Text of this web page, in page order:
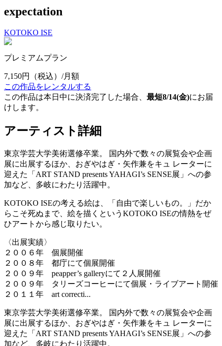
expectation
KOTOKO ISE
プレミアムプラン
7,150円
（税込）/月額
この作品をレンタルする
この作品は本日中に決済完了した場合、 最短8/14(金)にお届
けします。
アーティスト詳細
東京学芸大学美術選修卒業。 国内外で数々の展覧会や企画
展に出展するほか、おぎやはぎ・矢作兼をキュ レーターに
迎えた「ART STAND presents YAHAGI’s SENSE展」への参
加など、多岐にわたり活躍中。
KOTOKO ISEの考える絵は、「自由で楽しいもの。」だか
らこそ死ぬまで、絵を描くというKOTOKO ISEの情熱をぜ
ひアートから感じ取りたい。
〈出展実績〉
２００６年 個展開催
２００８年 都庁にて個展開催
２００９年 peapper’s galleryにて２人展開催
２００９年 タリーズコーヒーにて個展・ライブアート開催
２０１１年 art correcti...
東京学芸大学美術選修卒業。 国内外で数々の展覧会や企画
展に出展するほか、おぎやはぎ・矢作兼をキュ レーターに
迎えた「ART STAND presents YAHAGI’s SENSE展」への参
加など、多岐にわたり活躍中。